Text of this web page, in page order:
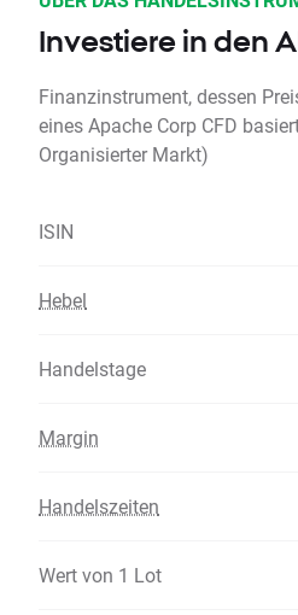
Investiere in den
Finanzinstrument, dessen
eines Apache Corp CFD
Organisierter Markt)
ISIN
Hebel
Handelstage
Margin
Handelszeiten
Wert von 1 Lot